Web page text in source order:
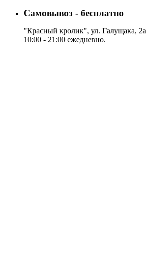
Самовывоз - бесплатно
"Красный кролик", ул. Галущака, 2а
10:00 - 21:00 ежедневно.